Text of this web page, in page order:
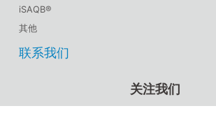
iSAQB®
其他
联系我们
关注我们